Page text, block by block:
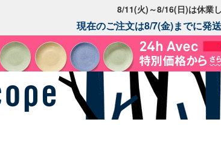
8/11(火)～8/16(日)は休業
現在のご注文は8/7(金)までに発